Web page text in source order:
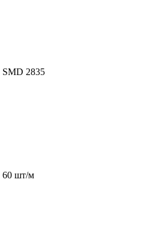
SMD 2835
60 шт/м